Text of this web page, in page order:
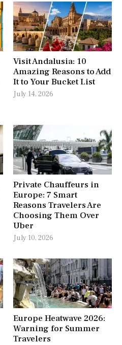
Visit Andalusia: 10
Amazing Reasons to Add
It to Your Bucket List
July 14, 2026
Private Chauffeurs in
Europe: 7 Smart
Reasons Travelers Are
Choosing Them Over
Uber
July 10, 2026
Europe Heatwave 2026:
Warning for Summer
Travelers